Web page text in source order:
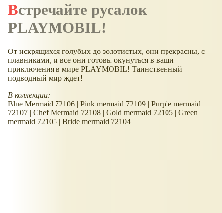
Встречайте русалок
PLAYMOBIL!
От искрящихся голубых до золотистых, они прекрасны, с
плавниками, и все они готовы окунуться в ваши
приключения в мире PLAYMOBIL! Таинственный
подводный мир ждет!
В коллекции:
Blue Mermaid 72106 | Pink mermaid 72109 | Purple mermaid
72107 | Chef Mermaid 72108 | Gold mermaid 72105 | Green
mermaid 72105 | Bride mermaid 72104